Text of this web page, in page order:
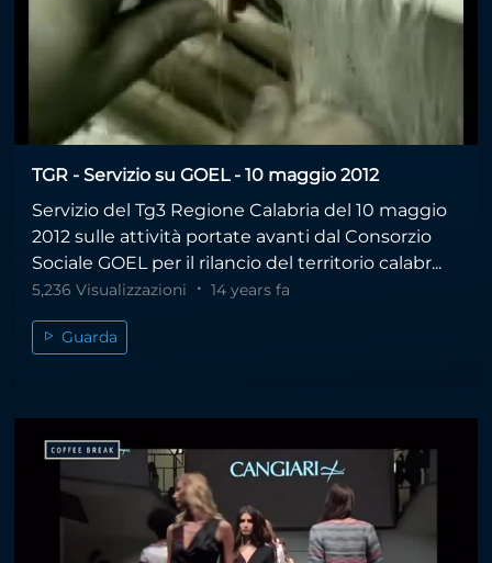
TGR - Servizio su GOEL - 10 maggio 2012
Servizio del Tg3 Regione Calabria del 10 maggio
2012 sulle attività portate avanti dal Consorzio
Sociale GOEL per il rilancio del territorio calabr...
5,236 Visualizzazioni 14 years fa
Guarda